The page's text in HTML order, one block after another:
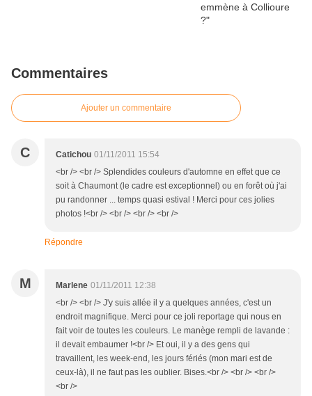
Commentaires
Ajouter un commentaire
C Catichou 01/11/2011 15:54
<br /> <br /> Splendides couleurs d'automne en effet que ce
soit à Chaumont (le cadre est exceptionnel) ou en forêt où j'ai
pu randonner ... temps quasi estival ! Merci pour ces jolies
photos !<br /> <br /> <br /> <br />
Répondre
M Marlene 01/11/2011 12:38
<br /> <br /> J'y suis allée il y a quelques années, c'est un
endroit magnifique. Merci pour ce joli reportage qui nous en
fait voir de toutes les couleurs. Le manège rempli de lavande :
il devait embaumer !<br /> Et oui, il y a des gens qui
travaillent, les week-end, les jours fériés (mon mari est de
ceux-là), il ne faut pas les oublier. Bises.<br /> <br /> <br />
<br />